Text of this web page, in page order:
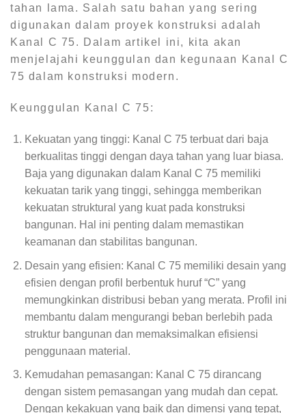
tahan lama. Salah satu bahan yang sering
digunakan dalam proyek konstruksi adalah
Kanal C 75. Dalam artikel ini, kita akan
menjelajahi keunggulan dan kegunaan Kanal C
75 dalam konstruksi modern.
Keunggulan Kanal C 75:
Kekuatan yang tinggi: Kanal C 75 terbuat dari baja
berkualitas tinggi dengan daya tahan yang luar biasa.
Baja yang digunakan dalam Kanal C 75 memiliki
kekuatan tarik yang tinggi, sehingga memberikan
kekuatan struktural yang kuat pada konstruksi
bangunan. Hal ini penting dalam memastikan
keamanan dan stabilitas bangunan.
Desain yang efisien: Kanal C 75 memiliki desain yang
efisien dengan profil berbentuk huruf “C” yang
memungkinkan distribusi beban yang merata. Profil ini
membantu dalam mengurangi beban berlebih pada
struktur bangunan dan memaksimalkan efisiensi
penggunaan material.
Kemudahan pemasangan: Kanal C 75 dirancang
dengan sistem pemasangan yang mudah dan cepat.
Dengan kekakuan yang baik dan dimensi yang tepat,